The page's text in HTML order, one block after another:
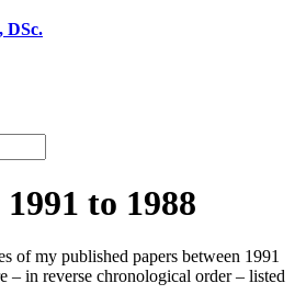
DSc.
to 1988
of my published papers between 1991
– in reverse chronological order – listed